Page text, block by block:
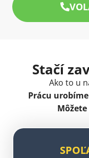
Stačí
Ako to u
Prácu